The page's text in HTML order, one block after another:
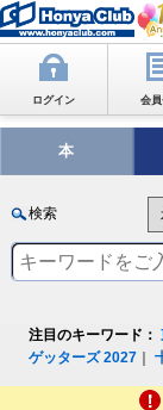
ログイン 会
本
検索
注目のキーワード：
ゲッターズ 2027 ｜